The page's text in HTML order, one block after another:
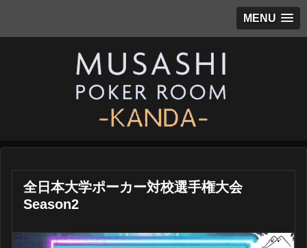
MENU
全日本大学ポーカー対校選手権大会
Season2